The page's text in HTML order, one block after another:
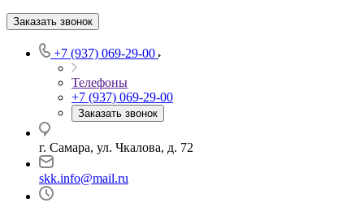
Заказать звонок
+7 (937) 069-29-00
Телефоны
+7 (937) 069-29-00
Заказать звонок
г. Самара, ул. Чкалова, д. 72
skk.info@mail.ru